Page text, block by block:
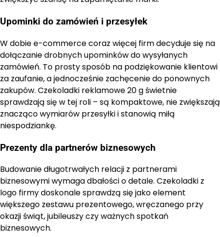
Upominki do zamówień i przesyłek
W dobie e-commerce coraz więcej firm decyduje się na
dołączanie drobnych upominków do wysyłanych
zamówień. To prosty sposób na podziękowanie klientowi
za zaufanie, a jednocześnie zachęcenie do ponownych
zakupów. Czekoladki reklamowe 20 g świetnie
sprawdzają się w tej roli – są kompaktowe, nie zwiększają
znacząco wymiarów przesyłki i stanowią miłą
niespodziankę.
Prezenty dla partnerów biznesowych
Budowanie długotrwałych relacji z partnerami
biznesowymi wymaga dbałości o detale. Czekoladki z
logo firmy doskonale sprawdzą się jako element
większego zestawu prezentowego, wręczanego przy
okazji świąt, jubileuszy czy ważnych spotkań
biznesowych.